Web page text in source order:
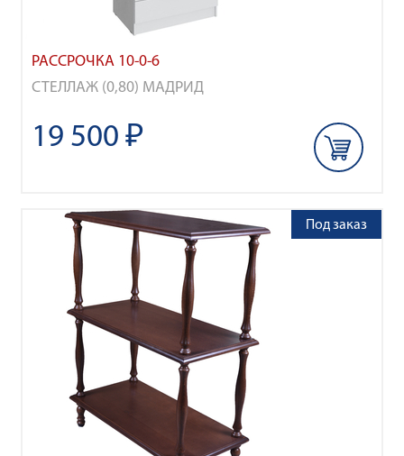
РАССРОЧКА 10-0-6
СТЕЛЛАЖ (0,80) МАДРИД
19 500 ₽
Под заказ